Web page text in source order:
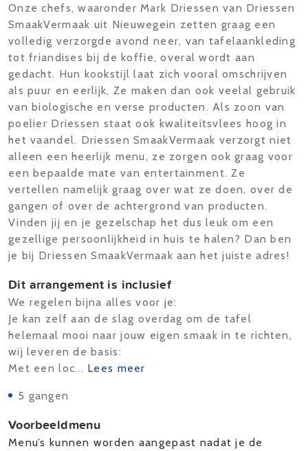
Onze chefs, waaronder Mark Driessen van Driessen
SmaakVermaak uit Nieuwegein zetten graag een
volledig verzorgde avond neer, van tafelaankleding
tot friandises bij de koffie, overal wordt aan
gedacht. Hun kookstijl laat zich vooral omschrijven
als puur en eerlijk, Ze maken dan ook veelal gebruik
van biologische en verse producten. Als zoon van
poelier Driessen staat ook kwaliteitsvlees hoog in
het vaandel. Driessen SmaakVermaak verzorgt niet
alleen een heerlijk menu, ze zorgen ook graag voor
een bepaalde mate van entertainment. Ze
vertellen namelijk graag over wat ze doen, over de
gangen of over de achtergrond van producten.
Vinden jij en je gezelschap het dus leuk om een
gezellige persoonlijkheid in huis te halen? Dan ben
je bij Driessen SmaakVermaak aan het juiste adres!
Dit arrangement is inclusief
We regelen bijna alles voor je:
Je kan zelf aan de slag overdag om de tafel
helemaal mooi naar jouw eigen smaak in te richten,
wij leveren de basis:
Met een loc... Lees meer
5 gangen
Voorbeeldmenu
Menu’s kunnen worden aangepast nadat je de